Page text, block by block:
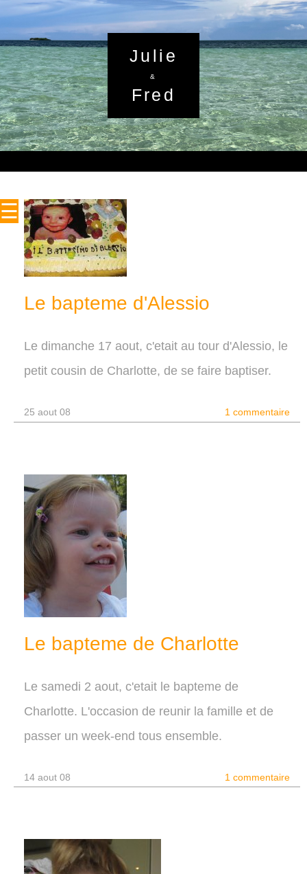
Julie
&
Fred
☰
Le bapteme d'Alessio
Le dimanche 17 aout, c'etait au tour d'Alessio, le
petit cousin de Charlotte, de se faire baptiser.
25 aout 08 1 commentaire
Le bapteme de Charlotte
Le samedi 2 aout, c'etait le bapteme de
Charlotte. L'occasion de reunir la famille et de
passer un week-end tous ensemble.
14 aout 08 1 commentaire